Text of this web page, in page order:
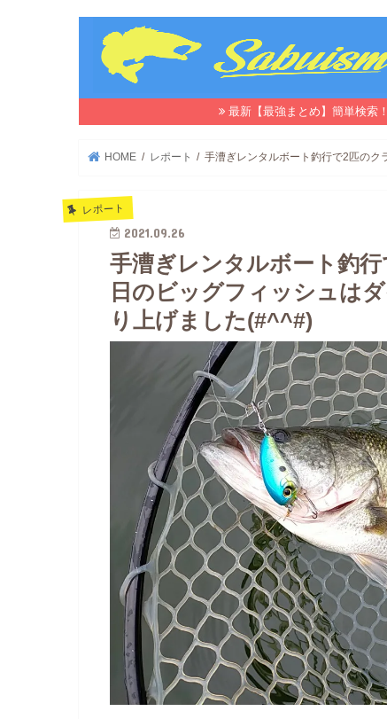
最新【最強まとめ】簡単検索
HOME レポート 手漕ぎレンタルボート釣行で2匹のク
レポート
2021.09.26
手漕ぎレンタルボート釣
日のビッグフィッシュは
り上げました(#^^#)